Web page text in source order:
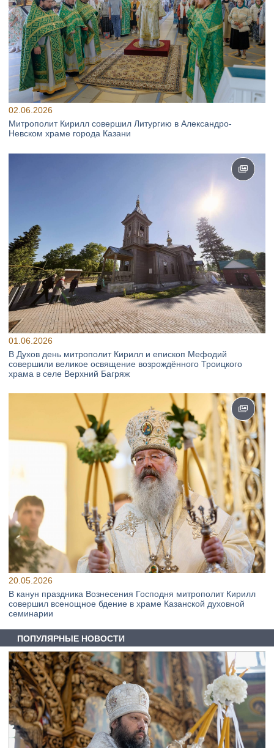
02.06.2026
Митрополит Кирилл совершил Литургию в Александро-
Невском храме города Казани
01.06.2026
В Духов день митрополит Кирилл и епископ Мефодий
совершили великое освящение возрождённого Троицкого
храма в селе Верхний Багряж
20.05.2026
В канун праздника Вознесения Господня митрополит Кирилл
совершил всенощное бдение в храме Казанской духовной
семинарии
ПОПУЛЯРНЫЕ НОВОСТИ